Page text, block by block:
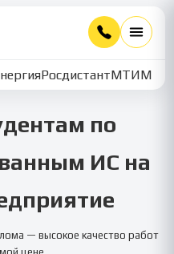
РосдистантМТИММУ
по
ИС на
— высокое качество работ